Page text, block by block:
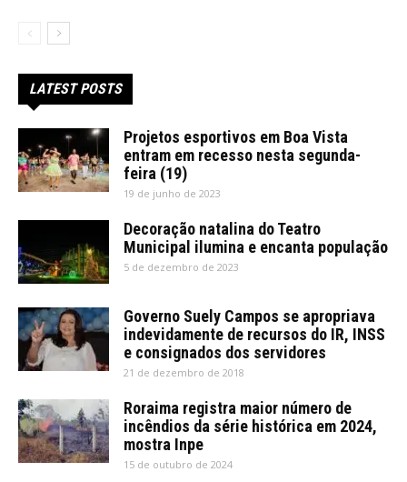
LATEST POSTS
Projetos esportivos em Boa Vista
entram em recesso nesta segunda-
feira (19)
19 de junho de 2023
Decoração natalina do Teatro
Municipal ilumina e encanta população
5 de dezembro de 2023
Governo Suely Campos se apropriava
indevidamente de recursos do IR, INSS
e consignados dos servidores
21 de dezembro de 2018
Roraima registra maior número de
incêndios da série histórica em 2024,
mostra Inpe
15 de outubro de 2024